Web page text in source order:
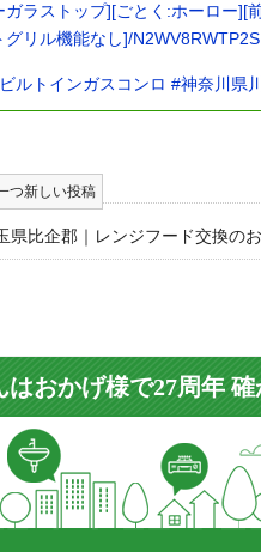
ガラストップ][ごとく:ホーロー][
グリル機能なし]/
ルトインガスコンロ #神奈川県
県比企郡｜レンジフード交換の
はおかげ様で27周年